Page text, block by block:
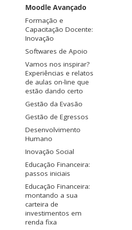
Moodle Avançado
Formação e
Capacitação Docente:
Inovação
Softwares de Apoio
Vamos nos inspirar?
Experiências e relatos
de aulas on-line que
estão dando certo
Gestão da Evasão
Gestão de Egressos
Desenvolvimento
Humano
Inovação Social
Educação Financeira:
passos iniciais
Educação Financeira:
montando a sua
carteira de
investimentos em
renda fixa